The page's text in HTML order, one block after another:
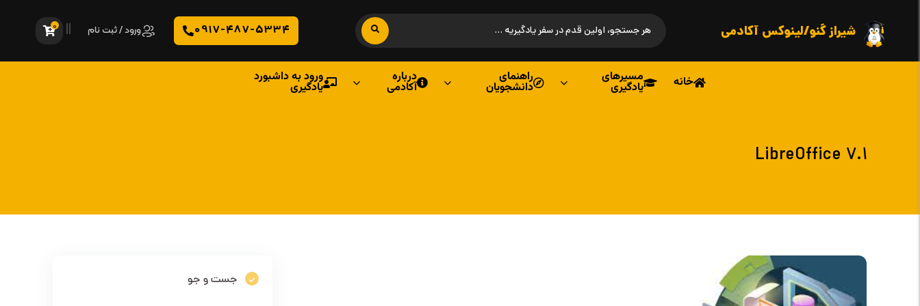
شیراز گنو/لینوکس آکادمی 0917-487-5334 ورود / ثبت نام 0
خانه مسیرهای
یادگیری
راهنمای
دانشجویان
درباره
آکادمی
ورود به داشبورد
یادگیری
LibreOffice 7.1
جست و جو